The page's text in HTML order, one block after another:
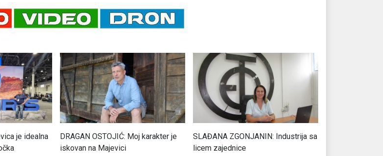
je idealna
DRAGAN OSTOJIĆ: Moj karakter je
iskovan na Majevici
SLAĐANA ZGONJANIN: Industrija sa
licem zajednice